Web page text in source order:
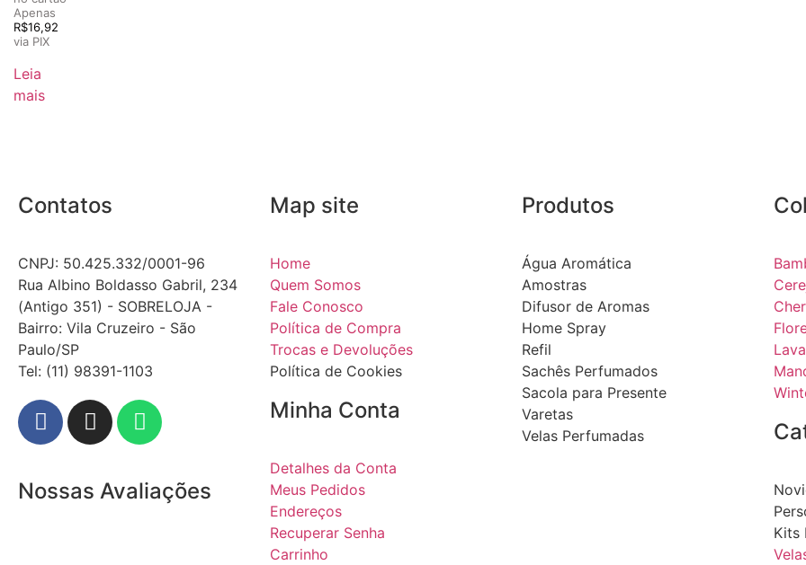
Apenas
R$16,92
via PIX
Leia
mais
Contatos
CNPJ: 50.425.332/0001-96
Rua Albino Boldasso Gabril, 234
(Antigo 351) - SOBRELOJA -
Bairro: Vila Cruzeiro - São
Paulo/SP
​​​​​​​​​​​​​​​​​​​​Tel: (11) 98391-1103
Nossas Avaliações
Map site
Home
Quem Somos
Fale Conosco
Política de Compra
Trocas e Devoluções
Política de Cookies
Minha Conta
Detalhes da Conta
Meus Pedidos
Endereços
Recuperar Senha
Carrinho
Produtos
Água Aromática
Amostras
Difusor de Aromas
Home Spray
Refil
Sachês Perfumados
Sacola para Presente
Varetas
Velas Perfumadas
Kits